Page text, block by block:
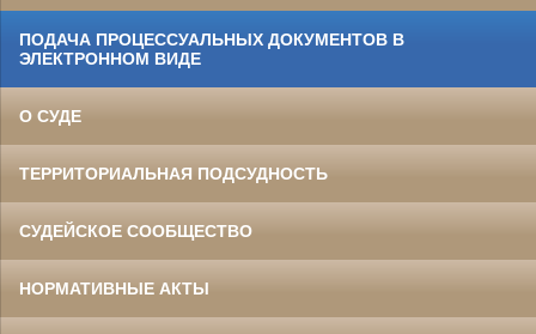
ПОДАЧА ПРОЦЕССУАЛЬНЫХ ДОКУМЕНТОВ В
ЭЛЕКТРОННОМ ВИДЕ
О СУДЕ
ТЕРРИТОРИАЛЬНАЯ ПОДСУДНОСТЬ
СУДЕЙСКОЕ СООБЩЕСТВО
НОРМАТИВНЫЕ АКТЫ